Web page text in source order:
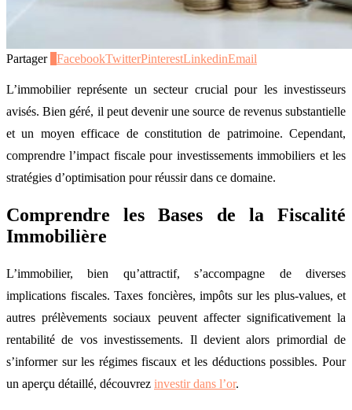
Partager FacebookTwitterPinterestLinkedinEmail
L’immobilier représente un secteur crucial pour les investisseurs
avisés. Bien géré, il peut devenir une source de revenus substantielle
et un moyen efficace de constitution de patrimoine. Cependant,
comprendre l’impact fiscale pour investissements immobiliers et les
stratégies d’optimisation pour réussir dans ce domaine.
Comprendre les Bases de la Fiscalité
Immobilière
L’immobilier, bien qu’attractif, s’accompagne de diverses
implications fiscales. Taxes foncières, impôts sur les plus-values, et
autres prélèvements sociaux peuvent affecter significativement la
rentabilité de vos investissements. Il devient alors primordial de
s’informer sur les régimes fiscaux et les déductions possibles. Pour
un aperçu détaillé, découvrez investir dans l’or.